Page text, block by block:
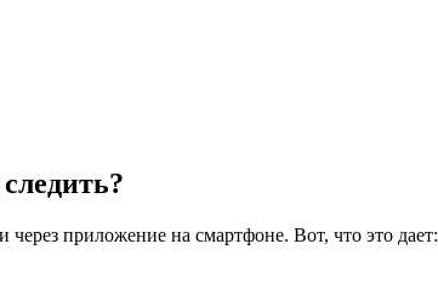
приложение на смартфоне. Вот, что это дает: